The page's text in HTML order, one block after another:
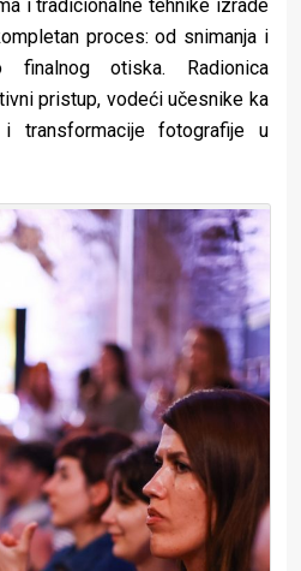
i tradicionalne tehnike izrade
proces: od snimanja i
finalnog otiska. Radionica
pristup, vodeći učesnike ka
i transformacije fotografije u